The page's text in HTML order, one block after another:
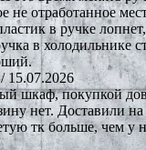
не отработанное
в ручке
в холодильнике
/ 15.07.2026
шкаф, покупкой
нет. Доставили
тк больше, чем у